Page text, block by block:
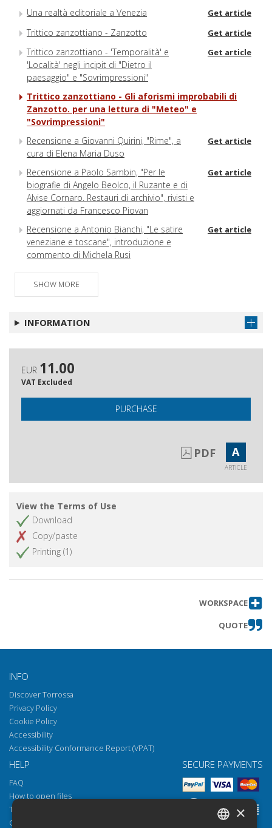
Una realtà editoriale a Venezia Get article
Trittico zanzottiano - Zanzotto Get article
Trittico zanzottiano - 'Temporalità' e
'Località' negli incipit di "Dietro il
paesaggio" e "Sovrimpressioni"
Get article
Trittico zanzottiano - Gli aforismi improbabili di
Zanzotto. per una lettura di "Meteo" e
"Sovrimpressioni"
Recensione a Giovanni Quirini, "Rime", a
cura di Elena Maria Duso
Get article
Recensione a Paolo Sambin, "Per le
biografie di Angelo Beolco, il Ruzante e di
Alvise Cornaro. Restauri di archivio", rivisti e
aggiornati da Francesco Piovan
Get article
Recensione a Antonio Bianchi, "Le satire
veneziane e toscane", introduzione e
commento di Michela Rusi
Get article
Recensione a Marco Munaro, "Vaso blu
con narcisi", introduzione di A. Zanzotto
SHOW MORE
INFORMATION
EUR 11.00
VAT Excluded
PURCHASE
PDF A
ARTICLE
View the Terms of Use
Download
Copy/paste
Printing (1)
WORKSPACE
QUOTE
INFO
Discover Torrossa
Privacy Policy
Cookie Policy
Accessibility
Accessibility Conformance Report (VPAT)
HELP
FAQ
How to open files
Torrossa Reader
Copyright obligations
SECURE PAYMENTS
×